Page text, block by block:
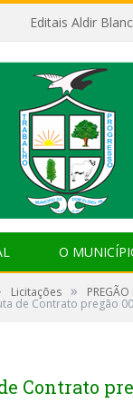
Editais Aldir
O
Licitações »
de Contrato pregão
Contrato